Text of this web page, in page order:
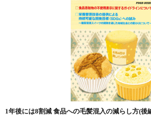
1年後には8割減 食品への毛髪混入の減らし方(後